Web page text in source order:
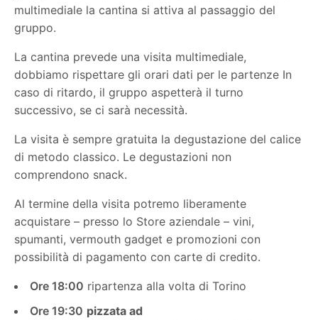
multimediale la cantina si attiva al passaggio del
gruppo.
La cantina prevede una visita multimediale,
dobbiamo rispettare gli orari dati per le partenze In
caso di ritardo, il gruppo aspetterà il turno
successivo, se ci sarà necessità.
La visita è sempre gratuita la degustazione del calice
di metodo classico. Le degustazioni non
comprendono snack.
Al termine della visita potremo liberamente
acquistare – presso lo Store aziendale – vini,
spumanti, vermouth gadget e promozioni con
possibilità di pagamento con carte di credito.
Ore 18:00 ripartenza alla volta di Torino
Ore 19:30 pizzata ad